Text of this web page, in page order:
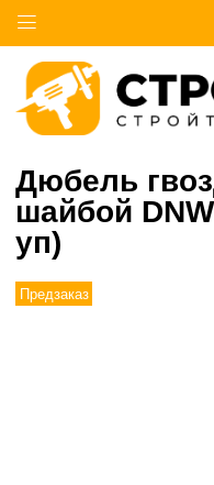
Дюбель
шайбой
уп)
Предзаказ